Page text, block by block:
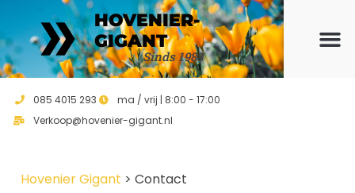
HOVENIER-
GIGANT
Sinds 1988
085 4015 293
ma / vrij | 8:00 - 17:00
Verkoop@hovenier-gigant.nl
Hovenier Gigant > Contact